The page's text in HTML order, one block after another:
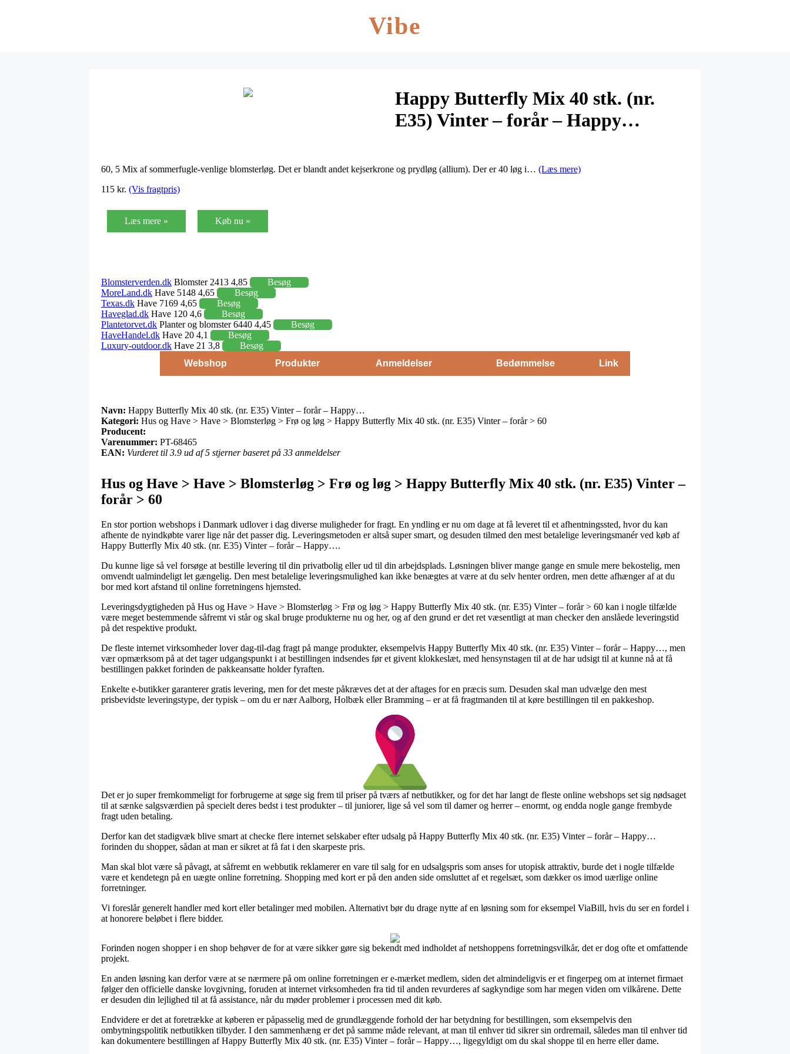
Vibe
Happy Butterfly Mix 40 stk. (nr.
E35) Vinter – forår – Happy…
60, 5 Mix af sommerfugle-venlige blomsterløg. Det er blandt andet kejserkrone og prydløg (allium). Der er 40 løg i… (Læs mere)
115 kr. (Vis fragtpris)
Læs mere » Køb nu »
Blomsterverden.dk Blomster 2413 4,85
Besøg
MoreLand.dk Have 5148 4,65
Besøg
Texas.dk Have 7169 4,65
Besøg
Haveglad.dk Have 120 4,6
Besøg
Plantetorvet.dk Planter og blomster 6440 4,45
Besøg
HaveHandel.dk Have 20 4,1
Besøg
Luxury-outdoor.dk Have 21 3,8
Besøg
Webshop
Produkter Anmeldelser Bedømmelse Link
Navn: Happy Butterfly Mix 40 stk. (nr. E35) Vinter – forår – Happy…
Kategori: Hus og Have > Have > Blomsterløg > Frø og løg > Happy Butterfly Mix 40 stk. (nr. E35) Vinter – forår > 60
Producent:
Varenummer: PT-68465
EAN: Vurderet til 3.9 ud af 5 stjerner baseret på 33 anmeldelser
Hus og Have > Have > Blomsterløg > Frø og løg > Happy Butterfly Mix 40 stk. (nr. E35) Vinter –
forår > 60
En stor portion webshops i Danmark udlover i dag diverse muligheder for fragt. En yndling er nu om dage at få leveret til et afhentningssted, hvor du kan
afhente de nyindkøbte varer lige når det passer dig. Leveringsmetoden er altså super smart, og desuden tilmed den mest betalelige leveringsmanér ved køb af
Happy Butterfly Mix 40 stk. (nr. E35) Vinter – forår – Happy….
Du kunne lige så vel forsøge at bestille levering til din privatbolig eller ud til din arbejdsplads. Løsningen bliver mange gange en smule mere bekostelig, men
omvendt ualmindeligt let gængelig. Den mest betalelige leveringsmulighed kan ikke benægtes at være at du selv henter ordren, men dette afhænger af at du
bor med kort afstand til online forretningens hjemsted.
Leveringsdygtigheden på Hus og Have > Have > Blomsterløg > Frø og løg > Happy Butterfly Mix 40 stk. (nr. E35) Vinter – forår > 60 kan i nogle tilfælde
være meget bestemmende såfremt vi står og skal bruge produkterne nu og her, og af den grund er det ret væsentligt at man checker den anslåede leveringstid
på det respektive produkt.
De fleste internet virksomheder lover dag-til-dag fragt på mange produkter, eksempelvis Happy Butterfly Mix 40 stk. (nr. E35) Vinter – forår – Happy…, men
vær opmærksom på at det tager udgangspunkt i at bestillingen indsendes før et givent klokkeslæt, med hensynstagen til at de har udsigt til at kunne nå at få
bestillingen pakket forinden de pakkeansatte holder fyraften.
Enkelte e-butikker garanterer gratis levering, men for det meste påkræves det at der aftages for en præcis sum. Desuden skal man udvælge den mest
prisbevidste leveringstype, der typisk – om du er nær Aalborg, Holbæk eller Bramming – er at få fragtmanden til at køre bestillingen til en pakkeshop.
Det er jo super fremkommeligt for forbrugerne at søge sig frem til priser på tværs af netbutikker, og for det har langt de fleste online webshops set sig nødsaget
til at sænke salgsværdien på specielt deres bedst i test produkter – til juniorer, lige så vel som til damer og herrer – enormt, og endda nogle gange frembyde
fragt uden betaling.
Derfor kan det stadigvæk blive smart at checke flere internet selskaber efter udsalg på Happy Butterfly Mix 40 stk. (nr. E35) Vinter – forår – Happy…
forinden du shopper, sådan at man er sikret at få fat i den skarpeste pris.
Man skal blot være så påvagt, at såfremt en webbutik reklamerer en vare til salg for en udsalgspris som anses for utopisk attraktiv, burde det i nogle tilfælde
være et kendetegn på en uægte online forretning. Shopping med kort er på den anden side omsluttet af et regelsæt, som dækker os imod uærlige online
forretninger.
Vi foreslår generelt handler med kort eller betalinger med mobilen. Alternativt bør du drage nytte af en løsning som for eksempel ViaBill, hvis du ser en fordel i
at honorere beløbet i flere bidder.
Forinden nogen shopper i en shop behøver de for at være sikker gøre sig bekendt med indholdet af netshoppens forretningsvilkår, det er dog ofte et omfattende
projekt.
En anden løsning kan derfor være at se nærmere på om online forretningen er e-mærket medlem, siden det almindeligvis er et fingerpeg om at internet firmaet
følger den officielle danske lovgivning, foruden at internet virksomheden fra tid til anden revurderes af sagkyndige som har megen viden om vilkårene. Dette
er desuden din lejlighed til at få assistance, når du møder problemer i processen med dit køb.
Endvidere er det at foretrække at køberen er påpasselig med de grundlæggende forhold der har betydning for bestillingen, som eksempelvis den
ombytningspolitik netbutikken tilbyder. I den sammenhæng er det på samme måde relevant, at man til enhver tid sikrer sin ordremail, således man til enhver tid
kan dokumentere bestillingen af Happy Butterfly Mix 40 stk. (nr. E35) Vinter – forår – Happy…, ligegyldigt om du skal shoppe til en herre eller dame.